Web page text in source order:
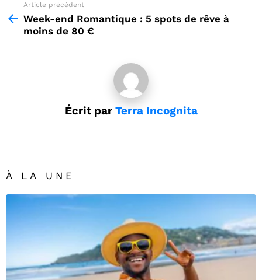
more
Article précédent
Week-end Romantique : 5 spots de rêve à
moins de 80 €
Écrit par Terra Incognita
À LA UNE